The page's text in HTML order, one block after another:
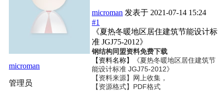
microman
管理员
microman 发表于 2021-07-14 15:24
#1
《夏热冬暖地区居住建筑节能设计标
准 JGJ75-2012》
钢结构同盟资料免费下载
【资料名称】
《夏热冬暖地区居住建筑节
能设计标准 JGJ75-2012》
【资料来源】网上收集，
【资源格式】PDF格式